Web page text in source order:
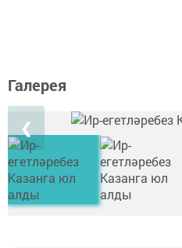
Галерея
❮